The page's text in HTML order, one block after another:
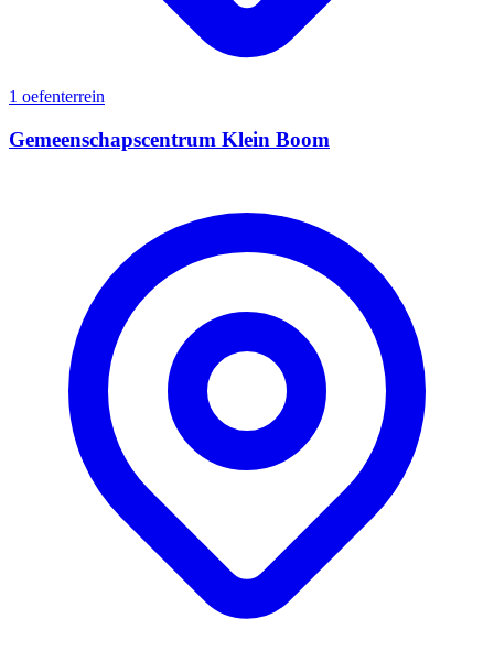
1 oefenterrein
Gemeenschapscentrum Klein Boom